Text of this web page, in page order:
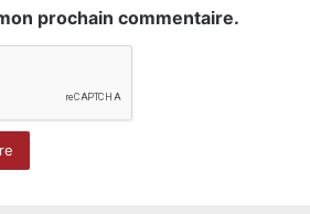
prochain commentaire.